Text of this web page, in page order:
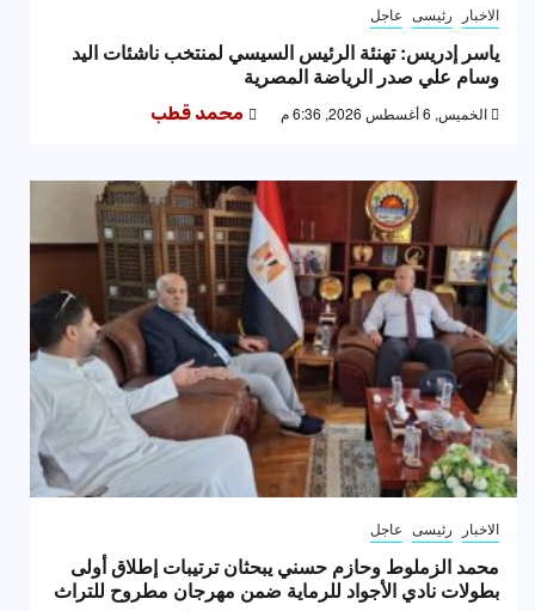
الاخبار رئيسى عاجل
ياسر إدريس: تهنئة الرئيس السيسي لمنتخب ناشئات اليد
وسام علي صدر الرياضة المصرية
الخميس, 6 أغسطس 2026, 6:36 م محمد قطب
الاخبار رئيسى عاجل
محمد الزملوط وحازم حسني يبحثان ترتيبات إطلاق أولى
بطولات نادي الأجواد للرماية ضمن مهرجان مطروح للتراث